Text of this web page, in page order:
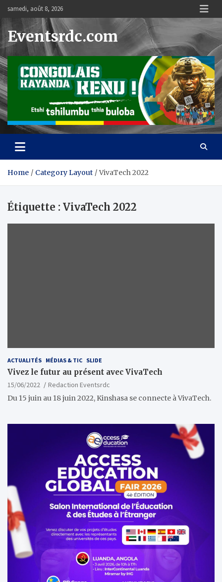
content
samedi, août 8, 2026
Eventsrdc.com
Home Category Layout VivaTech 2022
Étiquette : VivaTech 2022
ACTUALITÉS MÉDIAS & TIC SLIDE
Vivez le futur au présent avec VivaTech
15/06/2022
Redaction Eventsrdc
Du 15 juin au 18 juin 2022, Kinshasa se connecte à VivaTech.